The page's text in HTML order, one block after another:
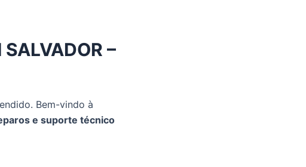
–
Bem-vindo à
e suporte técnico